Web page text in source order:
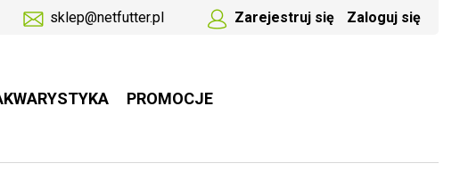
sklep@netfutter.pl Zarejestruj się Zaloguj się
PROMOCJE